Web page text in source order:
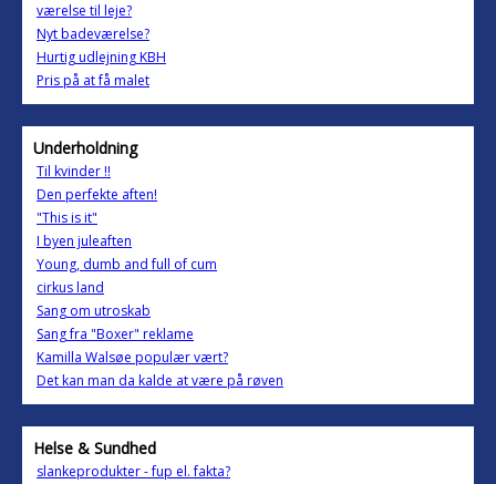
værelse til leje?
Nyt badeværelse?
Hurtig udlejning KBH
Pris på at få malet
Underholdning
Til kvinder !!
Den perfekte aften!
"This is it"
I byen juleaften
Young, dumb and full of cum
cirkus land
Sang om utroskab
Sang fra "Boxer" reklame
Kamilla Walsøe populær vært?
Det kan man da kalde at være på røven
Helse & Sundhed
slankeprodukter - fup el. fakta?